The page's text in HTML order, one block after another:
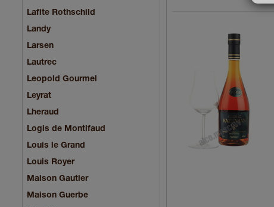
Lafite Rothschild
Landy
Larsen
Lautrec
Leopold Gourmel
Leyrat
Lheraud
Logis de Montifaud
Louis le Grand
Louis Royer
Maison Gautier
Maison Guerbe